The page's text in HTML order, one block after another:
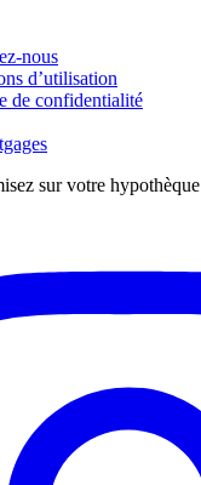
nous
d’utilisation
de confidentialité
sur votre hypothèque